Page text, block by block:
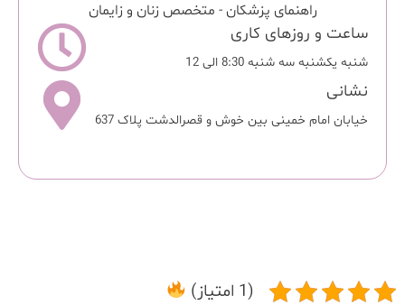
راهنمای پزشکان - متخصص زنان و زایمان
ساعت و روزهای کاری
شنبه یکشنبه سه شنبه 8:30 الی 12
نشانی
خیابان امام خمینی بین خوش و قصرالدشت پلاک 637
(1 امتیاز)